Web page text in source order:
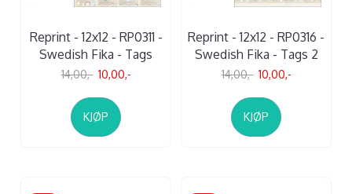
Reprint - 12x12 - RP0311 -
Swedish Fika - Tags
14,00,- 10,00,-
KJØP
Reprint - 12x12 - RP0316 -
Swedish Fika - Tags 2
14,00,- 10,00,-
KJØP